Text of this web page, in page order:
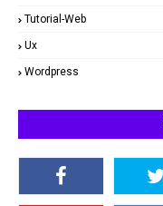
Tutorial-Web
Ux
Wordpress